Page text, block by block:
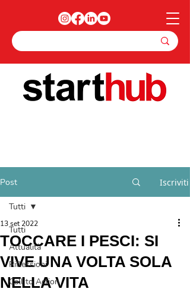
Post Iscriviti
Tutti
Attualità
Riflessioni
Call to Action
Tutti
TOCCARE I PESCI: SI
VIVE UNA VOLTA SOLA
NELLA VITA
13 set 2022